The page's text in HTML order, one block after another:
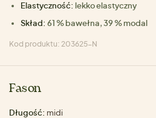
Elastyczność: lekko elastyczny
Skład: 61 % bawełna, 39 % modal
Kod produktu: 203625-N
Fason
Długość: midi